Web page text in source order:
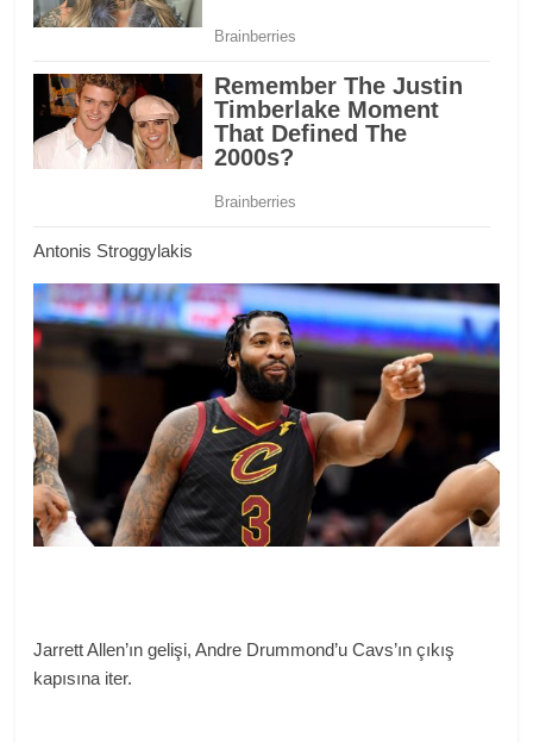
Antonis Stroggylakis
Jarrett Allen’ın gelişi, Andre Drummond’u Cavs’ın çıkış
kapısına iter.